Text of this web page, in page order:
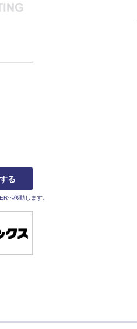
る
へ移動します。